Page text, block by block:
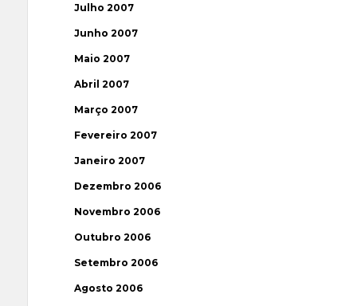
Julho 2007
Junho 2007
Maio 2007
Abril 2007
Março 2007
Fevereiro 2007
Janeiro 2007
Dezembro 2006
Novembro 2006
Outubro 2006
Setembro 2006
Agosto 2006